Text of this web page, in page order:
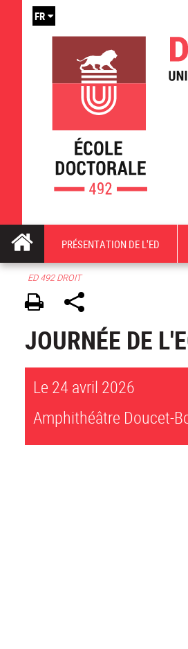
FR
PRÉSENTATION DE L'ED
ED 492 DROIT
JOURNÉE DE
Le 24 avril 2026
Amphithéâtre Doucet-